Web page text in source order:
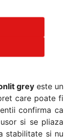
grey este un
care poate fi
confirma ca
si se pliaza
stabilitate si nu